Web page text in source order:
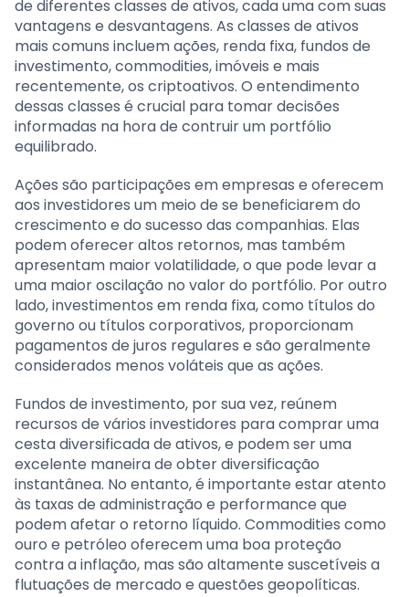
de diferentes classes de ativos, cada uma com suas
vantagens e desvantagens. As classes de ativos
mais comuns incluem ações, renda fixa, fundos de
investimento, commodities, imóveis e mais
recentemente, os criptoativos. O entendimento
dessas classes é crucial para tomar decisões
informadas na hora de contruir um portfólio
equilibrado.
Ações são participações em empresas e oferecem
aos investidores um meio de se beneficiarem do
crescimento e do sucesso das companhias. Elas
podem oferecer altos retornos, mas também
apresentam maior volatilidade, o que pode levar a
uma maior oscilação no valor do portfólio. Por outro
lado, investimentos em renda fixa, como títulos do
governo ou títulos corporativos, proporcionam
pagamentos de juros regulares e são geralmente
considerados menos voláteis que as ações.
Fundos de investimento, por sua vez, reúnem
recursos de vários investidores para comprar uma
cesta diversificada de ativos, e podem ser uma
excelente maneira de obter diversificação
instantânea. No entanto, é importante estar atento
às taxas de administração e performance que
podem afetar o retorno líquido. Commodities como
ouro e petróleo oferecem uma boa proteção
contra a inflação, mas são altamente suscetíveis a
flutuações de mercado e questões geopolíticas.